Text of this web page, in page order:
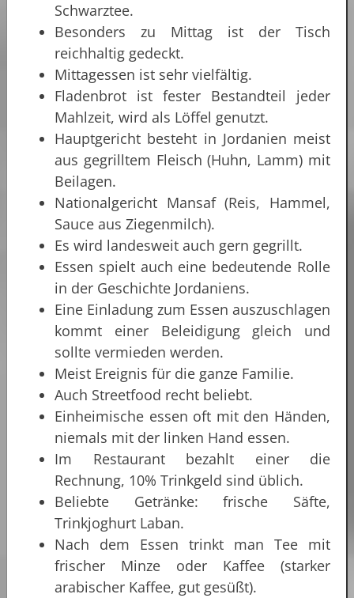
Schwarztee.
Besonders zu Mittag ist der Tisch
reichhaltig gedeckt.
Mittagessen ist sehr vielfältig.
Fladenbrot ist fester Bestandteil jeder
Mahlzeit, wird als Löffel genutzt.
Hauptgericht besteht in Jordanien meist
aus gegrilltem Fleisch (Huhn, Lamm) mit
Beilagen.
Nationalgericht Mansaf (Reis, Hammel,
Sauce aus Ziegenmilch).
Es wird landesweit auch gern gegrillt.
Essen spielt auch eine bedeutende Rolle
in der Geschichte Jordaniens.
Eine Einladung zum Essen auszuschlagen
kommt einer Beleidigung gleich und
sollte vermieden werden.
Meist Ereignis für die ganze Familie.
Auch Streetfood recht beliebt.
Einheimische essen oft mit den Händen,
niemals mit der linken Hand essen.
Im Restaurant bezahlt einer die
Rechnung, 10% Trinkgeld sind üblich.
Beliebte Getränke: frische Säfte,
Trinkjoghurt Laban.
Nach dem Essen trinkt man Tee mit
frischer Minze oder Kaffee (starker
arabischer Kaffee, gut gesüßt).